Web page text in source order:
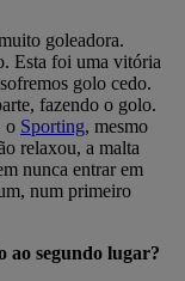
goleadora.
Esta foi uma vitória
golo cedo.
fazendo o golo.
o Sporting, mesmo
relaxou, a malta
nunca entrar em
num primeiro
ao segundo lugar?